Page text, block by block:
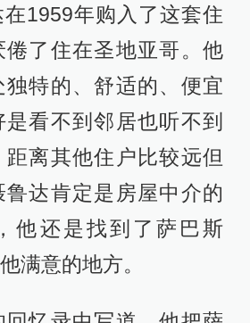
1959年购入了这套住
倦了住在圣地亚哥。他
特的、舒适的、便宜
看不到邻居也听不到
离其他住户比较远但
达肯定是房屋中介的
他还是找到了萨巴斯
满意的地方。